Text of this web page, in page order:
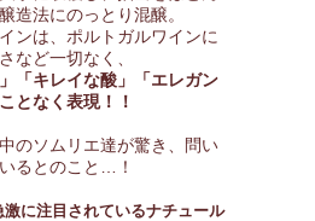
造法にのっとり混醸。
ンは、ポルトガルワインに
など一切なく、
「キレイな酸」「エレガン
となく表現！！
のソムリエ達が驚き、問い
るとのこと…！
に注目されているナチュール